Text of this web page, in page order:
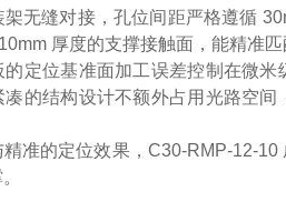
无缝对接，孔位间距严格遵循
厚度的支撑接触面，能精准
定位基准面加工误差控制在微
的结构设计不额外占用光路空
准的定位效果，C30-RMP-12-